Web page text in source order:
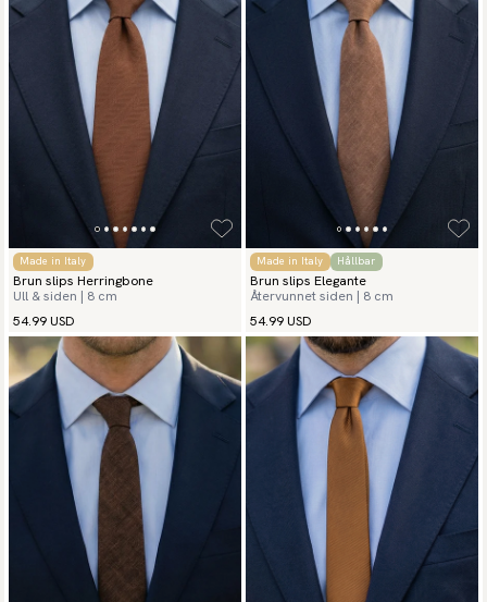
Made in Italy
Brun slips Herringbone
Ull & siden | 8 cm
54.99 USD
Made in Italy Hållbar
Brun slips Elegante
Återvunnet siden | 8 cm
54.99 USD